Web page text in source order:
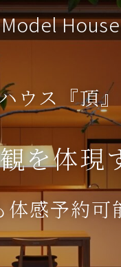
Model House
ウス『頂』
を体現
体感予約可